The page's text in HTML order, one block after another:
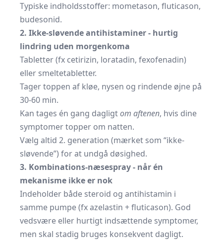
Typiske indholdsstoffer: mometason, fluticason,
budesonid.
2. Ikke-sløvende antihistaminer - hurtig
lindring uden morgenkoma
Tabletter (fx cetirizin, loratadin, fexofenadin)
eller smeltetabletter.
Tager toppen af kløe, nysen og rindende øjne på
30-60 min.
Kan tages én gang dagligtom aftenen, hvis dine
symptomer topper om natten.
Vælg altid 2. generation (mærket som “ikke-
sløvende”) for at undgå døsighed.
3. Kombinations-næsespray - når én
mekanisme ikke er nok
Indeholder både steroid og antihistamin i
samme pumpe (fx azelastin + fluticason). God
vedsvære eller hurtigt indsættende symptomer,
men skal stadig bruges konsekvent dagligt.